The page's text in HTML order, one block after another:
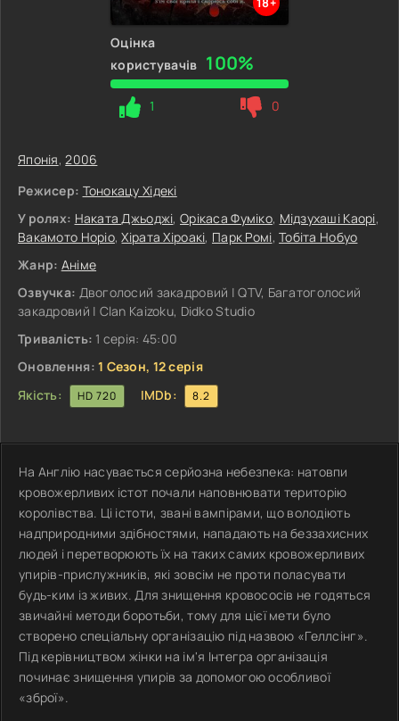
Оцінка
користувачів 100%
1 0
Японія,2006
Режисер: Тонокацу Хідекі
У ролях: Наката Джьоджі,Орікаса Фуміко, Мідзухаші Каорі,
Вакамото Норіо,Хірата Хіроакі, Парк Ромі,Тобіта Нобуо
Жанр: Аніме
Озвучка: Двоголосий закадровий | QTV, Багатоголосий
закадровий | Clan Kaizoku, Didko Studio
Тривалість: 1 серія: 45:00
Оновлення: 1 Сезон, 12 серія
Якість:
HD 720 IMDb: 8.2
На Англію насувається серйозна небезпека: натовпи
кровожерливих істот почали наповнювати територію
королівства. Ці істоти, звані вампірами, що володіють
надприродними здібностями, нападають на беззахисних
людей і перетворюють їх на таких самих кровожерливих
упирів-прислужників, які зовсім не проти поласувати
будь-ким із живих. Для знищення кровососів не годяться
звичайні методи боротьби, тому для цієї мети було
створено спеціальну організацію під назвою «Геллсінг».
Під керівництвом жінки на ім'я Інтегра організація
починає знищення упирів за допомогою особливої
«зброї».